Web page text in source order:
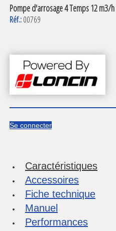
Pompe d'arrosage 4 Temps 12 m3/h
Réf.:00769
Se connecter
Caractéristiques
Accessoires
Fiche technique
Manuel
Performances